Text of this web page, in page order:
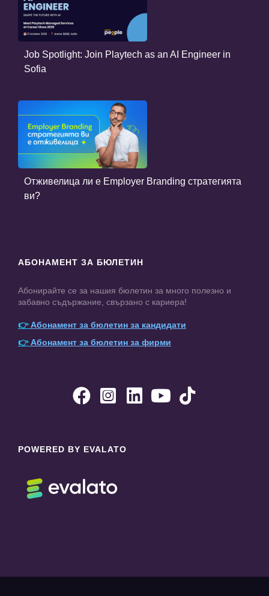
Job Spotlight: Join Playtech as an AI Engineer in
Sofia
Отживелица ли е Employer Branding стратегията
ви?
АБОНАМЕНТ ЗА БЮЛЕТИН
Абонирайте се за нашия бюлетин за много полезно и
забавно съдържание, свързано с кариера!
👉Абонамент за бюлетин за кандидати
👉Абонамент за бюлетин за фирми
    
POWERED BY EVALATO